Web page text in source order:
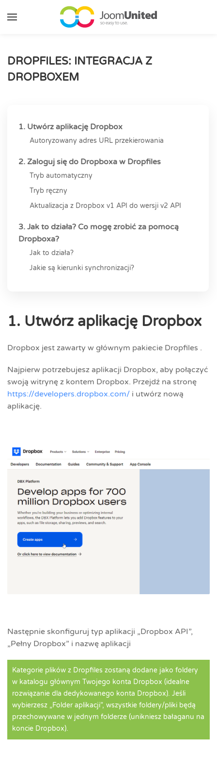
Przejdź do głównej zawartości
DROPFILES: INTEGRACJA Z
DROPBOXEM
1. Utwórz aplikację Dropbox
Autoryzowany adres URL przekierowania
2. Zaloguj się do Dropboxa w Dropfiles
Tryb automatyczny
Tryb ręczny
Aktualizacja z Dropbox v1 API do wersji v2 API
3. Jak to działa? Co mogę zrobić za pomocą
Dropboxa?
Jak to działa?
Jakie są kierunki synchronizacji?
1. Utwórz aplikację Dropbox
Dropbox jest zawarty w głównym pakiecie Dropfiles .
Najpierw potrzebujesz aplikacji Dropbox, aby połączyć
swoją witrynę z kontem Dropbox. Przejdź na stronę
https://developers.dropbox.com/ i utwórz nową
aplikację.
Następnie skonfiguruj typ aplikacji „Dropbox API”,
„Pełny Dropbox” i nazwę aplikacji
Kategorie plików z Dropfiles zostaną dodane jako foldery
w katalogu głównym Twojego konta Dropbox (idealne
rozwiązanie dla dedykowanego konta Dropbox). Jeśli
wybierzesz „Folder aplikacji”, wszystkie foldery/pliki będą
przechowywane w jednym folderze (unikniesz bałaganu na
koncie Dropbox).